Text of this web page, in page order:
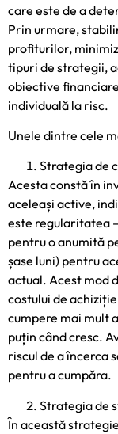
care este de a
Prin urmare,
profiturilor,
tipuri de strategii,
obiective
individuală la risc.
Unele dintre cele
Strategia de
Acesta constă în
aceleași active,
este regularitatea
pentru o anumită
șase luni) pentru
actual. Acest mod
costului de
cumpere mai mult
puțin când cresc.
riscul de a încerca
pentru a cumpăra.
Strategia de
În această